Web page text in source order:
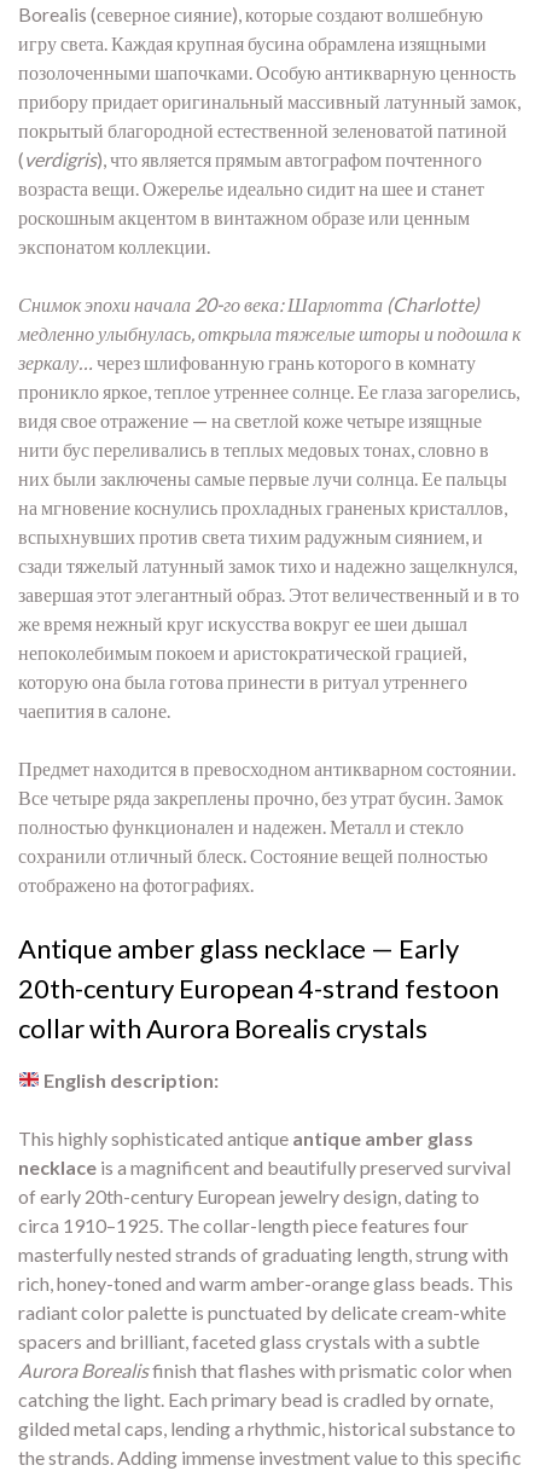
Borealis (северное сияние), которые создают волшебную
игру света. Каждая крупная бусина обрамлена изящными
позолоченными шапочками. Особую антикварную ценность
прибору придает оригинальный массивный латунный замок,
покрытый благородной естественной зеленоватой патиной
(verdigris), что является прямым автографом почтенного
возраста вещи. Ожерелье идеально сидит на шее и станет
роскошным акцентом в винтажном образе или ценным
экспонатом коллекции.
Снимок эпохи начала 20-го века: Шарлотта (Charlotte)
медленно улыбнулась, открыла тяжелые шторы и подошла к
зеркалу… через шлифованную грань которого в комнату
проникло яркое, теплое утреннее солнце. Ее глаза загорелись,
видя свое отражение — на светлой коже четыре изящные
нити бус переливались в теплых медовых тонах, словно в
них были заключены самые первые лучи солнца. Ее пальцы
на мгновение коснулись прохладных граненых кристаллов,
вспыхнувших против света тихим радужным сиянием, и
сзади тяжелый латунный замок тихо и надежно защелкнулся,
завершая этот элегантный образ. Этот величественный и в то
же время нежный круг искусства вокруг ее шеи дышал
непоколебимым покоем и аристократической грацией,
которую она была готова принести в ритуал утреннего
чаепития в салоне.
Предмет находится в превосходном антикварном состоянии.
Все четыре ряда закреплены прочно, без утрат бусин. Замок
полностью функционален и надежен. Металл и стекло
сохранили отличный блеск. Состояние вещей полностью
отображено на фотографиях.
Antique amber glass necklace — Early
20th-century European 4-strand festoon
collar with Aurora Borealis crystals
English description:
This highly sophisticated antique antique amber glass
necklace is a magnificent and beautifully preserved survival
of early 20th-century European jewelry design, dating to
circa 1910–1925. The collar-length piece features four
masterfully nested strands of graduating length, strung with
rich, honey-toned and warm amber-orange glass beads. This
radiant color palette is punctuated by delicate cream-white
spacers and brilliant, faceted glass crystals with a subtle
Aurora Borealisfinish that flashes with prismatic color when
catching the light. Each primary bead is cradled by ornate,
gilded metal caps, lending a rhythmic, historical substance to
the strands. Adding immense investment value to this specific